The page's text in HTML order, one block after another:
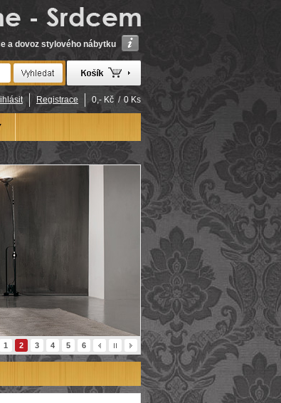
a dovoz stylového nábytku
Registrace 0,- Kč / 0 Ks
1 2 3 4 5 6